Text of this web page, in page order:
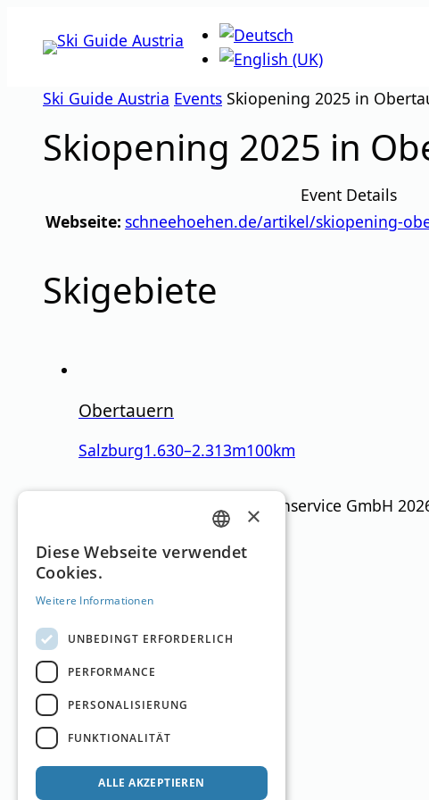
Inhalt
Ski Guide Austria Events Skiopening 2025 in
Skiopening 2025 in
Event Details
Webseite: schneehoehen.de/artikel/skiopening-
Skigebiete
Obertauern
Salzburg1.630–2.313m100km
Ski Guide Austria © MN Anzeigenservice GmbH
GERMAN
×
Diese Webseite verwendet
Cookies.
Weitere Informationen
UNBEDINGT ERFORDERLICH
PERFORMANCE
PERSONALISIERUNG
FUNKTIONALITÄT
ALLE AKZEPTIEREN